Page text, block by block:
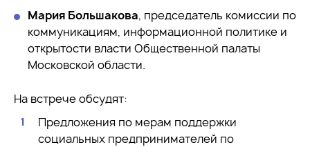
Мария Большакова, председатель комиссии по
коммуникациям, информационной политике и
открытости власти Общественной палаты
Московской области.
На встрече обсудят:
Предложения по мерам поддержки
социальных предпринимателей по